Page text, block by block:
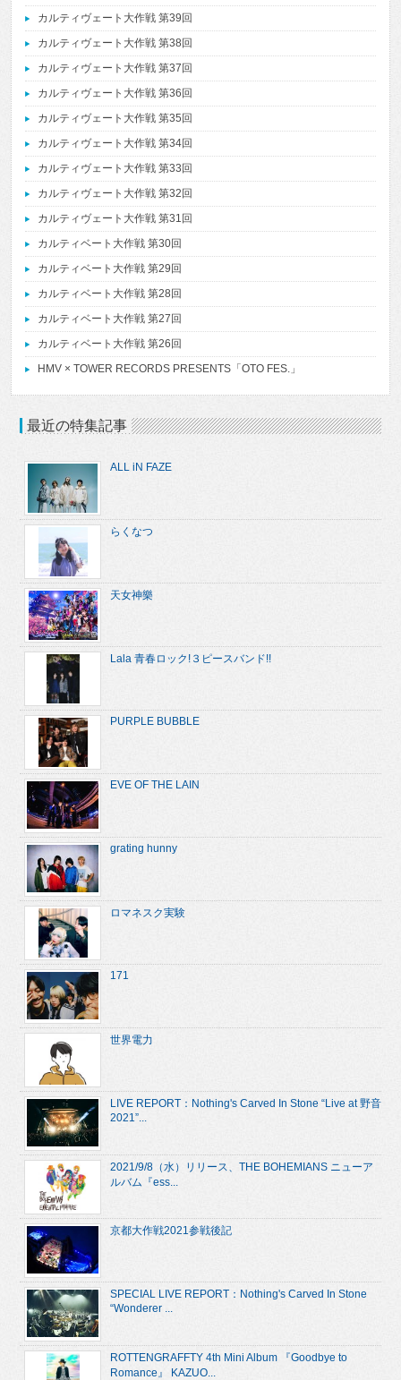
カルティヴェート大作戦 第39回
カルティヴェート大作戦 第38回
カルティヴェート大作戦 第37回
カルティヴェート大作戦 第36回
カルティヴェート大作戦 第35回
カルティヴェート大作戦 第34回
カルティヴェート大作戦 第33回
カルティヴェート大作戦 第32回
カルティヴェート大作戦 第31回
カルティベート大作戦 第30回
カルティベート大作戦 第29回
カルティベート大作戦 第28回
カルティベート大作戦 第27回
カルティベート大作戦 第26回
HMV × TOWER RECORDS PRESENTS「OTO FES.」
最近の特集記事
ALL iN FAZE
らくなつ
天女神樂
Lala 青春ロック!３ピースバンド!!
PURPLE BUBBLE
EVE OF THE LAIN
grating hunny
ロマネスク実験
171
世界電力
LIVE REPORT：Nothing's Carved In Stone “Live at 野音
2021”...
2021/9/8（水）リリース、THE BOHEMIANS ニューア
ルバム『ess...
京都大作戦2021参戦後記
SPECIAL LIVE REPORT：Nothing's Carved In Stone
“Wonderer ...
ROTTENGRAFFTY 4th Mini Album 『Goodbye to
Romance』 KAZUO...